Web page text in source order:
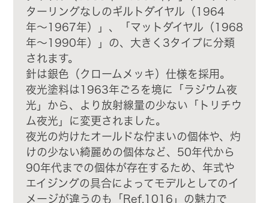
ターリングなしのギルトダイヤル（1964
年〜1967年）」、「マットダイヤル（1968
年〜1990年）」の、大きく3タイプに分類
されます。
針は銀色（クロームメッキ）仕様を採用。
夜光塗料は1963年ごろを境に「ラジウム夜
光」から、より放射線量の少ない「トリチウ
ム夜光」に変更されました。
夜光の灼けたオールドな佇まいの個体や、灼
けの少ない綺麗めの個体など、50年代から
90年代までの個体が存在するため、年式や
エイジングの具合によってモデルとしてのイ
メージが違うのも「Ref.1016」の魅力で